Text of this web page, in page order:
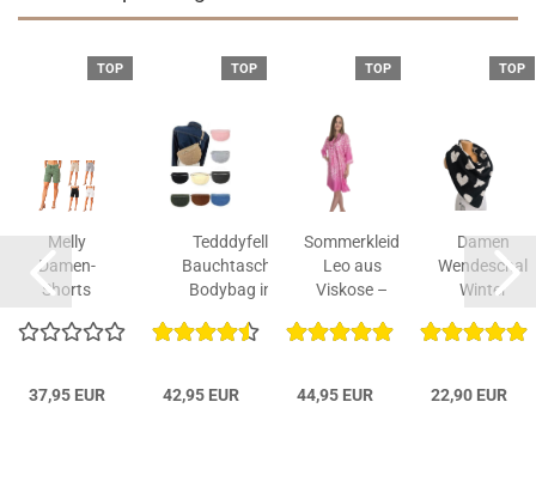
TOP
Melly
Damen-
Shorts
Pocket-
aus...
37,95 EUR
TOP
Tedddyfell
Bauchtasche
Bodybag in
42,95 EUR
TOP
Sommerkleid
Leo aus
Viskose –
44,95 EUR
TOP
Damen
Wendeschal
Winter
Herz...
22,90 EUR